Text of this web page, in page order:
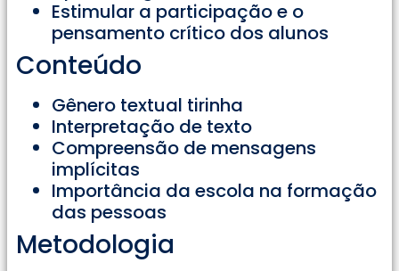
Estimular a participação e o
pensamento crítico dos alunos
Conteúdo
Gênero textual tirinha
Interpretação de texto
Compreensão de mensagens
implícitas
Importância da escola na formação
das pessoas
Metodologia